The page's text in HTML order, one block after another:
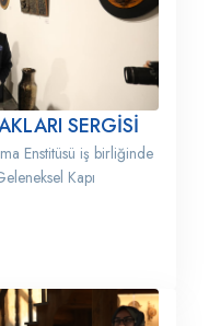
SERGİSİ
Enstitüsü iş birliğinde
Kapı